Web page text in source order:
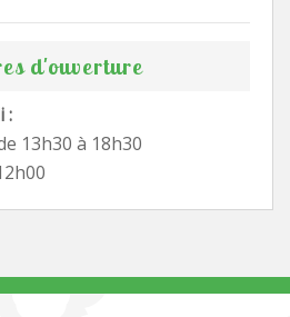
d'ouverture
:
13h30 à 18h30